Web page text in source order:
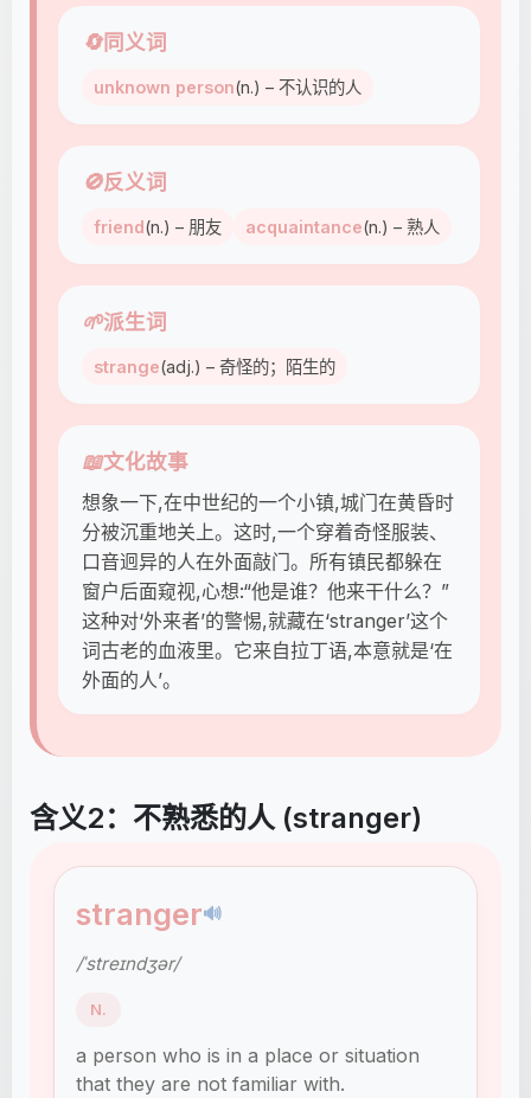
🔄同义词
unknown person(n.) – 不认识的人
🚫反义词
friend(n.) – 朋友 acquaintance(n.) – 熟人
🌱派生词
strange(adj.) – 奇怪的；陌生的
📖文化故事
想象一下,在中世纪的一个小镇,城门在黄昏时
分被沉重地关上。这时,一个穿着奇怪服装、
口音迥异的人在外面敲门。所有镇民都躲在
窗户后面窥视,心想:“他是谁？他来干什么？”
这种对‘外来者’的警惕,就藏在‘stranger’这个
词古老的血液里。它来自拉丁语,本意就是‘在
外面的人’。
含义2：不熟悉的人 (stranger)
stranger🔊
/ˈstreɪndʒər/
N.
a person who is in a place or situation
that they are not familiar with.